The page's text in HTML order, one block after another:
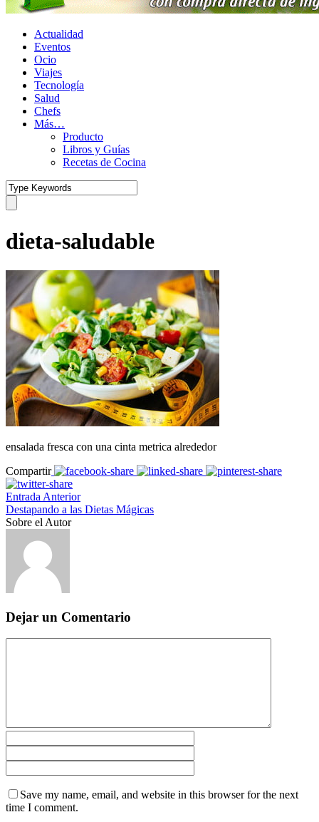
Actualidad
Eventos
Ocio
Viajes
Tecnología
Salud
Chefs
Más…
Producto
Libros y Guías
Recetas de Cocina
dieta-saludable
ensalada fresca con una cinta metrica alrededor
Compartir
Entrada Anterior
Destapando a las Dietas Mágicas
Sobre el Autor
Dejar un Comentario
Save my name, email, and website in this browser for the next
time I comment.